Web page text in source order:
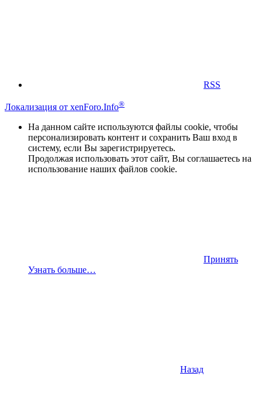
RSS
Локализация от xenForo.Info®
На данном сайте используются файлы cookie, чтобы
персонализировать контент и сохранить Ваш вход в
систему, если Вы зарегистрируетесь.
Продолжая использовать этот сайт, Вы соглашаетесь на
использование наших файлов cookie.
Принять
Узнать больше…
Назад